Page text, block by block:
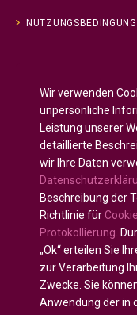
Русский( Russisch)
Español(Spanisch)
Français( Französisch
العربية(Arabisch )
Português(
Wir verwenden
unpersönliche
Leistung unserer
detaillierte
wir Ihre Daten
Beschreibung der
Richtlinie für
Protokollierung .
„Ok“ erteilen Sie
zur Verarbeitung
Zwecke. Sie
Anwendung der in